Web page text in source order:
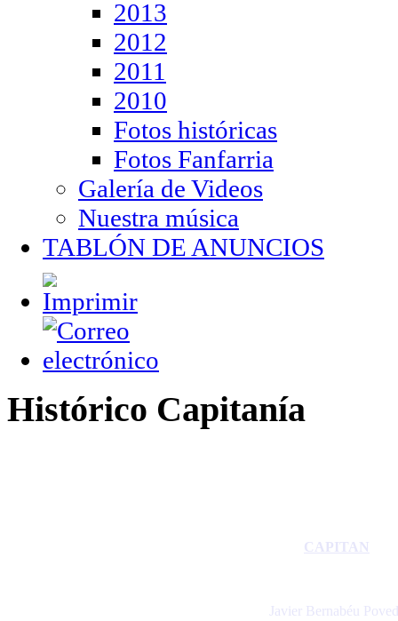
2013
2012
2011
2010
Fotos históricas
Fotos Fanfarria
Galería de Videos
Nuestra música
TABLÓN DE ANUNCIOS
Histórico Capitanía
CAPITAN
Javier Bernabéu